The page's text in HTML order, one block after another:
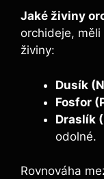
Jaké živiny
orchideje,
živiny:
Dusík
Fosfor‌
Draslík
odolné.
Rovnováha